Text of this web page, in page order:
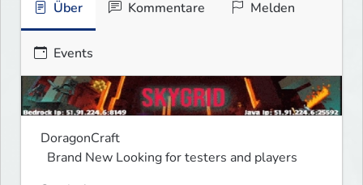
Über Kommentare Melden
Events
DoragonCraft
  Brand New Looking for testers and players